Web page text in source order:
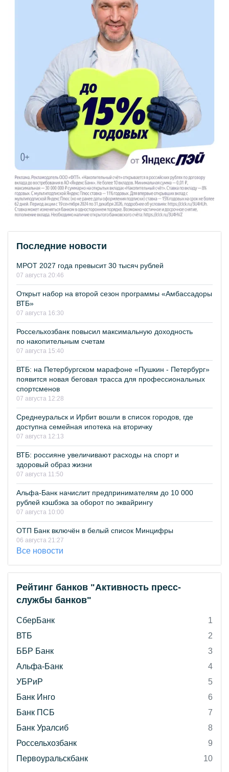
Последние новости
МРОТ 2027 года превысит 30 тысяч рублей
07 августа 20:46
Открыт набор на второй сезон программы «Амбассадоры
ВТБ»
07 августа 16:30
Россельхозбанк повысил максимальную доходность
по накопительным счетам
07 августа 15:40
ВТБ: на Петербургском марафоне «Пушкин - Петербург»
появится новая беговая трасса для профессиональных
спортсменов
07 августа 12:28
Среднеуральск и Ирбит вошли в список городов, где
доступна семейная ипотека на вторичку
07 августа 12:13
ВТБ: россияне увеличивают расходы на спорт и
здоровый образ жизни
07 августа 11:50
Альфа-Банк начислит предпринимателям до 10 000
рублей кэшбэка за оборот по эквайрингу
07 августа 10:00
ОТП Банк включён в белый список Минцифры
06 августа 21:27
Все новости
Рейтинг банков "Активность пресс-
службы банков"
СберБанк
1
ВТБ
2
ББР Банк
3
Альфа-Банк
4
УБРиР
5
Банк Инго
6
Банк ПСБ
7
Банк Уралсиб
8
Россельхозбанк
9
Первоуральскбанк
10